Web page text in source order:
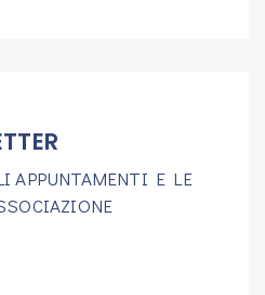
APPUNTAMENTI E LE